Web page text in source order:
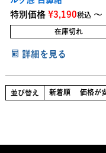
特別価格 ¥3,190税込 〜
在庫切れ
詳細を見る
並び替え 新着順 価格が